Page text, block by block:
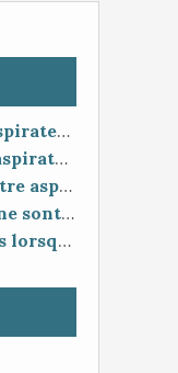
« Changer les charbons d’un aspirateur centralisé : entretien utile ou coup de poker ? »
Comment câbler un moteur d’aspirateur
Vous avez une question sur votre aspiration centralisée ?
Toutes les prises d’aspiration ne sont pas forcément compatibles entre elles.
Votre centrale ne démarre plus lorsque vous branchez le flexible ?